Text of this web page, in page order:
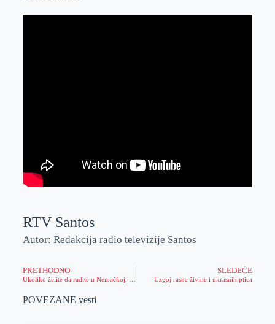
RTV Santos
Autor: Redakcija radio televizije Santos
PRETHODNO SLEDEĆE
Uzgoj rasne živine i ukrasnih ptica
POVEZANE vesti